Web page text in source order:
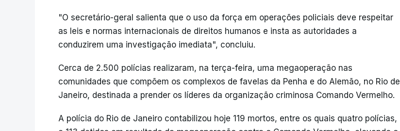
"O secretário-geral salienta que o uso da força em operações policiais deve respeitar
as leis e normas internacionais de direitos humanos e insta as autoridades a
conduzirem uma investigação imediata", concluiu.
Cerca de 2.500 polícias realizaram, na terça-feira, uma megaoperação nas
comunidades que compõem os complexos de favelas da Penha e do Alemão, no Rio de
Janeiro, destinada a prender os líderes da organização criminosa Comando Vermelho.
A polícia do Rio de Janeiro contabilizou hoje 119 mortos, entre os quais quatro polícias,